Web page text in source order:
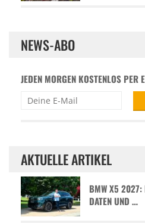
NEWS-ABO
JEDEN MORGEN KOSTENLOS PER
AKTUELLE ARTIKEL
BMW X5 2027:
ATEN UND …